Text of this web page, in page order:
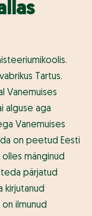
Tartus.
Vanemuises
alguse aga
Vanemuises
on peetud Eesti
mänginud
pärjatud
kirjutanud
ilmunud